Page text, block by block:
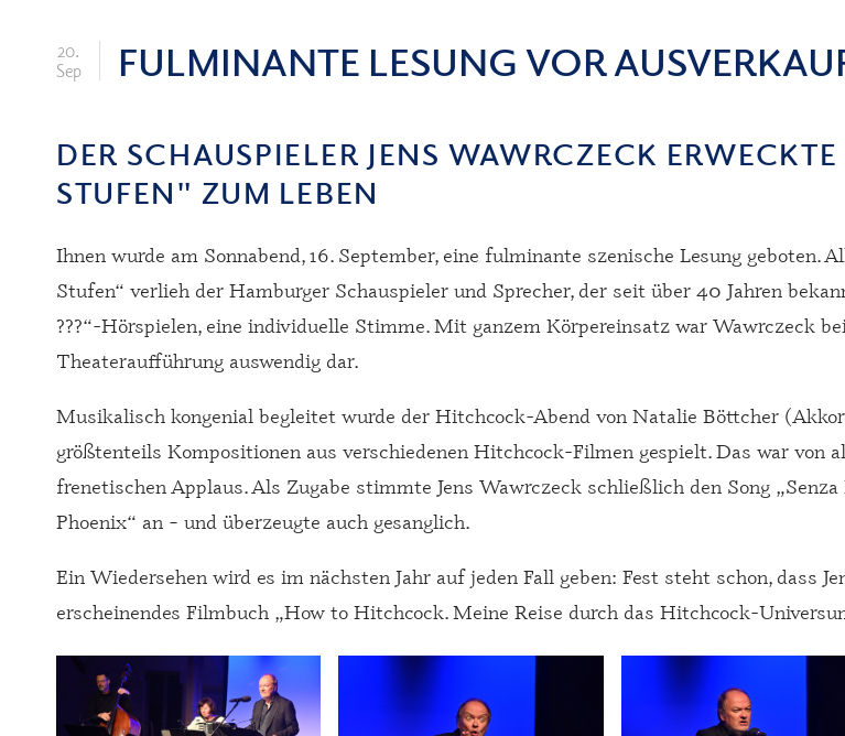
20.
Sep
FULMINANTE LESUNG VOR
DER SCHAUSPIELER JENS WAWRCZECK
STUFEN" ZUM LEBEN
Ihnen wurde am Sonnabend, 16. September, eine fulminante szenische Lesung geboten.
Stufen“ verlieh der Hamburger Schauspieler und Sprecher, der seit über 40 Jahren
???“-Hörspielen, eine individuelle Stimme. Mit ganzem Körpereinsatz war Wawrczeck
Theateraufführung auswendig dar.
Musikalisch kongenial begleitet wurde der Hitchcock-Abend von Natalie Böttcher
größtenteils Kompositionen aus verschiedenen Hitchcock-Filmen gespielt. Das war von
frenetischen Applaus. Als Zugabe stimmte Jens Wawrczeck schließlich den Song
Phoenix“ an – und überzeugte auch gesanglich.
Ein Wiedersehen wird es im nächsten Jahr auf jeden Fall geben: Fest steht schon, dass
erscheinendes Filmbuch „How to Hitchcock. Meine Reise durch das Hitchcock-